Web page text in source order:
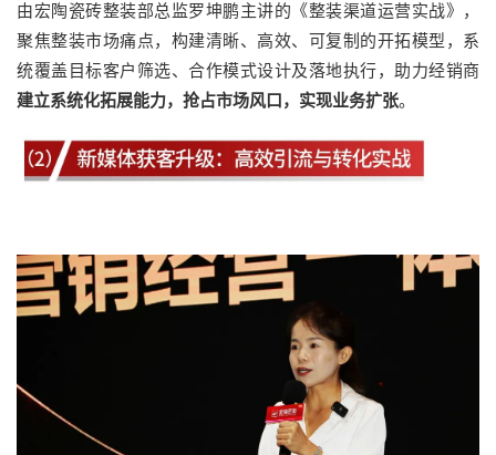
由宏陶瓷砖整装部总监罗坤鹏主讲的《整装渠道运营实战》，
聚焦整装市场痛点，构建清晰、高效、可复制的开拓模型，系
统覆盖目标客户筛选、合作模式设计及落地执行，助力经销商
建立系统化拓展能力，抢占市场风口，实现业务扩张。